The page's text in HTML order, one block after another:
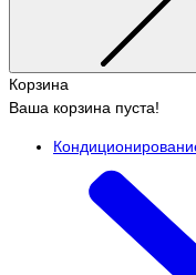
Корзина
Ваша корзина пуста!